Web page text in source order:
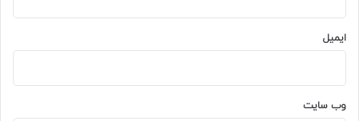
ایمیل
وب‌ سایت